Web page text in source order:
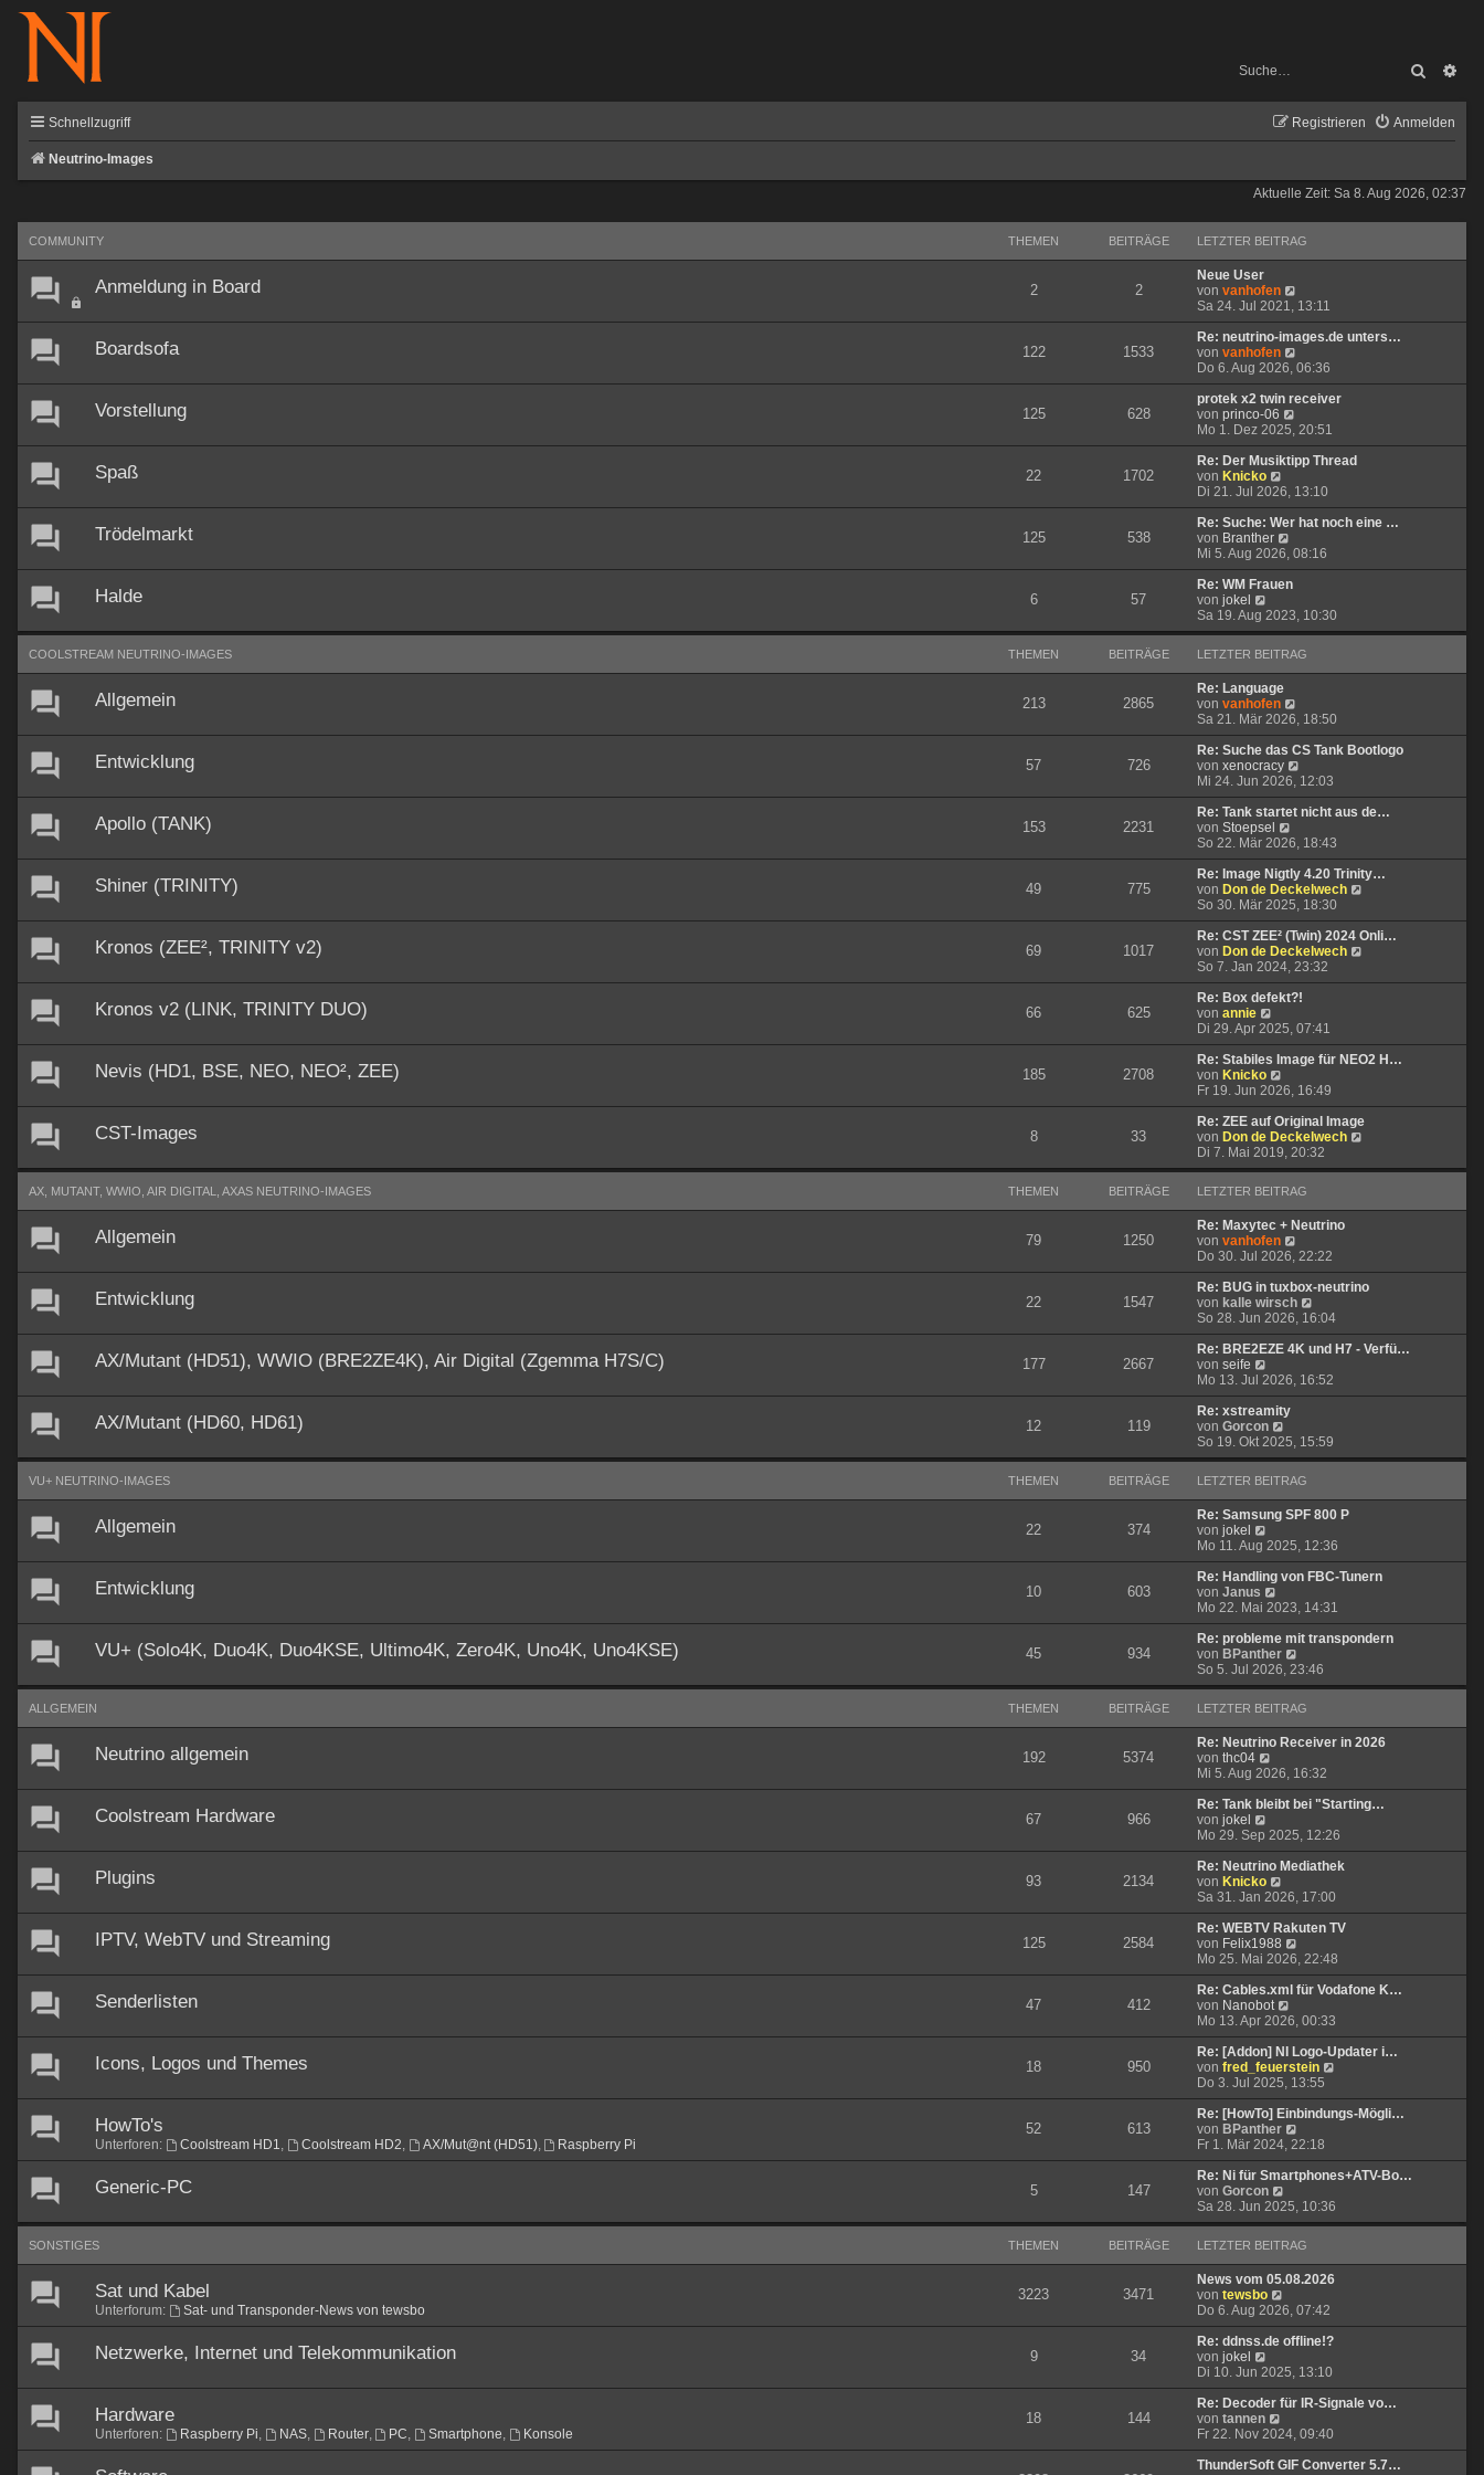
Suche
Schnellzugriff Anmelden
Registrieren
Neutrino-Images
Aktuelle Zeit: Sa 8. Aug 2026, 02:37
COMMUNITY THEMEN BEITRÄGE LETZTER BEITRAG
Anmeldung in Board 2 2
Neue User
von vanhofen
e
u
e
t
e
r
e
i
t
a
g
Sa 24. Jul 2021, 13:11
Boardsofa 122 1533
Re: neutrino-images.de unters…
von vanhofen
e
u
e
t
e
r
e
i
t
a
g
Do 6. Aug 2026, 06:36
Vorstellung 125 628
protek x2 twin receiver
von princo-06
e
u
e
t
e
r
e
i
g
Mo 1. Dez 2025, 20:51
Spaß 22 1702
Re: Der Musiktipp Thread
von Knicko
e
u
e
s
t
e
r
e
i
r
a
g
Di 21. Jul 2026, 13:10
Trödelmarkt 125 538
Re: Suche: Wer hat noch eine …
von Branther
e
u
e
t
e
B
e
t
r
a
g
Mi 5. Aug 2026, 08:16
Halde 6 57
Re: WM Frauen
von jokel
e
u
s
t
e
r
B
e
i
t
r
a
g
Sa 19. Aug 2023, 10:30
COOLSTREAM NEUTRINO-IMAGES THEMEN BEITRÄGE LETZTER BEITRAG
Allgemein 213 2865
Re: Language
von vanhofen
e
u
e
s
e
r
e
i
t
r
a
g
Sa 21. Mär 2026, 18:50
Entwicklung 57 726
Re: Suche das CS Tank Bootlogo
von xenocracy
e
u
e
e
r
B
e
i
t
r
a
g
Mi 24. Jun 2026, 12:03
Apollo (TANK) 153 2231
Re: Tank startet nicht aus de…
von Stoepsel
e
u
e
s
t
e
r
B
e
i
t
a
g
So 22. Mär 2026, 18:43
Shiner (TRINITY) 49 775
Re: Image Nigtly 4.20 Trinity…
von Don de Deckelwech
u
e
e
i
t
g
So 30. Mär 2025, 18:30
Kronos (ZEE², TRINITY v2) 69 1017
Re: CST ZEE² (Twin) 2024 Onli…
von Don de Deckelwech
u
e
r
i
t
g
So 7. Jan 2024, 23:32
Kronos v2 (LINK, TRINITY DUO) 66 625
Re: Box defekt?!
von annie
e
u
e
s
t
e
r
B
e
i
r
a
g
Di 29. Apr 2025, 07:41
Nevis (HD1, BSE, NEO, NEO², ZEE) 185 2708
Re: Stabiles Image für NEO2 H…
von Knicko
e
u
e
s
t
e
B
e
i
t
r
a
g
Fr 19. Jun 2026, 16:49
CST-Images 8 33
Re: ZEE auf Original Image
von Don de Deckelwech
u
t
e
i
a
g
Di 7. Mai 2019, 20:32
AX, MUTANT, WWIO, AIR DIGITAL, AXAS NEUTRINO-IMAGES THEMEN BEITRÄGE LETZTER BEITRAG
Allgemein 79 1250
Re: Maxytec + Neutrino
von vanhofen
e
u
e
s
e
r
e
i
a
g
Do 30. Jul 2026, 22:22
Entwicklung 22 1547
Re: BUG in tuxbox-neutrino
von kalle wirsch
e
u
e
t
e
e
i
a
g
So 28. Jun 2026, 16:04
AX/Mutant (HD51), WWIO (BRE2ZE4K), Air Digital (Zgemma H7S/C) 177 2667
Re: BRE2EZE 4K und H7 - Verfü…
von seife
e
u
e
s
t
e
B
e
i
r
a
g
Mo 13. Jul 2026, 16:52
AX/Mutant (HD60, HD61) 12 119
Re: xstreamity
von Gorcon
e
u
s
t
e
B
e
i
r
a
g
So 19. Okt 2025, 15:59
VU+ NEUTRINO-IMAGES THEMEN BEITRÄGE LETZTER BEITRAG
Allgemein 22 374
Re: Samsung SPF 800 P
von jokel
e
u
e
s
t
e
r
B
e
i
r
a
g
Mo 11. Aug 2025, 12:36
Entwicklung 10 603
Re: Handling von FBC-Tunern
von Janus
e
u
e
s
t
e
B
e
i
r
a
g
Mo 22. Mai 2023, 14:31
VU+ (Solo4K, Duo4K, Duo4KSE, Ultimo4K, Zero4K, Uno4K, Uno4KSE) 45 934
Re: probleme mit transpondern
von BPanther
e
u
s
t
e
B
e
i
r
a
g
So 5. Jul 2026, 23:46
ALLGEMEIN THEMEN BEITRÄGE LETZTER BEITRAG
Neutrino allgemein 192 5374
Re: Neutrino Receiver in 2026
von thc04
e
u
e
t
e
r
B
e
i
t
r
a
g
Mi 5. Aug 2026, 16:32
Coolstream Hardware 67 966
Re: Tank bleibt bei "Starting…
von jokel
e
u
e
s
t
e
r
B
e
i
t
r
a
g
Mo 29. Sep 2025, 12:26
Plugins 93 2134
Re: Neutrino Mediathek
von Knicko
e
u
e
s
t
e
r
B
e
i
t
r
a
g
Sa 31. Jan 2026, 17:00
IPTV, WebTV und Streaming 125 2584
Re: WEBTV Rakuten TV
von Felix1988
e
u
e
e
r
B
e
i
t
a
g
Mo 25. Mai 2026, 22:48
Senderlisten 47 412
Re: Cables.xml für Vodafone K…
von Nanobot
e
u
e
s
t
e
r
B
e
i
t
a
g
Mo 13. Apr 2026, 00:33
Icons, Logos und Themes 18 950
Re: [Addon] NI Logo-Updater i…
von fred_feuerstein
u
e
e
r
i
a
Do 3. Jul 2025, 13:55
HowTo's
Unterforen: Coolstream HD1, Coolstream HD2, AX/Mut@nt (HD51), Raspberry Pi
52 613
Re: [HowTo] Einbindungs-Mögli…
von BPanther
e
u
e
e
B
e
i
r
a
g
Fr 1. Mär 2024, 22:18
Generic-PC 5 147
Re: Ni für Smartphones+ATV-Bo…
von Gorcon
e
u
s
t
e
B
e
i
r
a
g
Sa 28. Jun 2025, 10:36
SONSTIGES THEMEN BEITRÄGE LETZTER BEITRAG
Sat und Kabel
Unterforum: Sat- und Transponder-News von tewsbo
3223 3471
News vom 05.08.2026
von tewsbo
e
u
e
t
e
r
e
i
t
Do 6. Aug 2026, 07:42
Netzwerke, Internet und Telekommunikation 9 34
Re: ddnss.de offline!?
von jokel
e
u
e
s
t
e
r
Di 10. Jun 2025, 13:10
Hardware
Unterforen: Raspberry Pi, NAS, Router, PC, Smartphone, Konsole
18 144
Re: Decoder für IR-Signale vo…
von tannen
e
u
e
Fr 22. Nov 2024, 09:40
ThunderSoft GIF Converter 5.7…